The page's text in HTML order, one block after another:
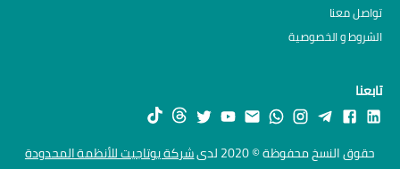
تواصل معنا
الشروط و الخصوصية
تابعنا
حقوق النسخ محفوظة © 2020 لدى شركة يوتاجيت للأنظمة المحدودة